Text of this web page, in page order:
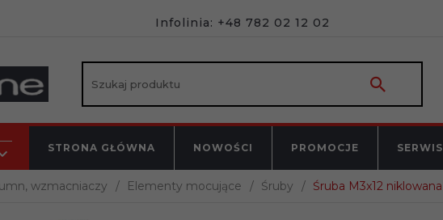
Infolinia: +48 782 02 12 02
STRONA GŁÓWNA NOWOŚCI PROMOCJE SERWIS
wzmacniaczy Elementy mocujące Śruby Śruba M3x12 niklowana